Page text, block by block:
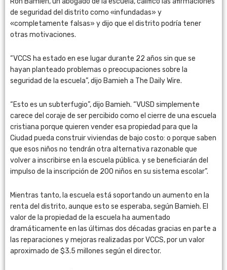
de seguridad del distrito como «infundadas» y
«completamente falsas» y dijo que el distrito podría tener
otras motivaciones.
“VCCS ha estado en ese lugar durante 22 años sin que se
hayan planteado problemas o preocupaciones sobre la
seguridad de la escuela”, dijo Bamieh a The Daily Wire.
“Esto es un subterfugio”, dijo Bamieh. “VUSD simplemente
carece del coraje de ser percibido como el cierre de una escuela
cristiana porque quieren vender esa propiedad para que la
Ciudad pueda construir viviendas de bajo costo: o porque saben
que esos niños no tendrán otra alternativa razonable que
volver a inscribirse en la escuela pública. y se beneficiarán del
impulso de la inscripción de 200 niños en su sistema escolar”.
Mientras tanto, la escuela está soportando un aumento en la
renta del distrito, aunque esto se esperaba, según Bamieh. El
valor de la propiedad de la escuela ha aumentado
dramáticamente en las últimas dos décadas gracias en parte a
las reparaciones y mejoras realizadas por VCCS, por un valor
aproximado de $3.5 millones según el director.